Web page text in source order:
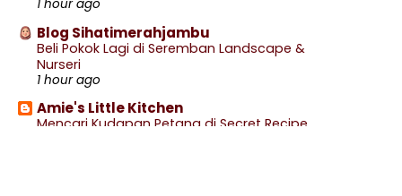
November
►October(41)
►September
►July(14)
1 hour ago
Blog Sihatimerahjambu
Beli Pokok Lagi di Seremban Landscape &
Nurseri
1 hour ago
Amie's Little Kitchen
Mencari Kudapan Petang di Secret Recipe